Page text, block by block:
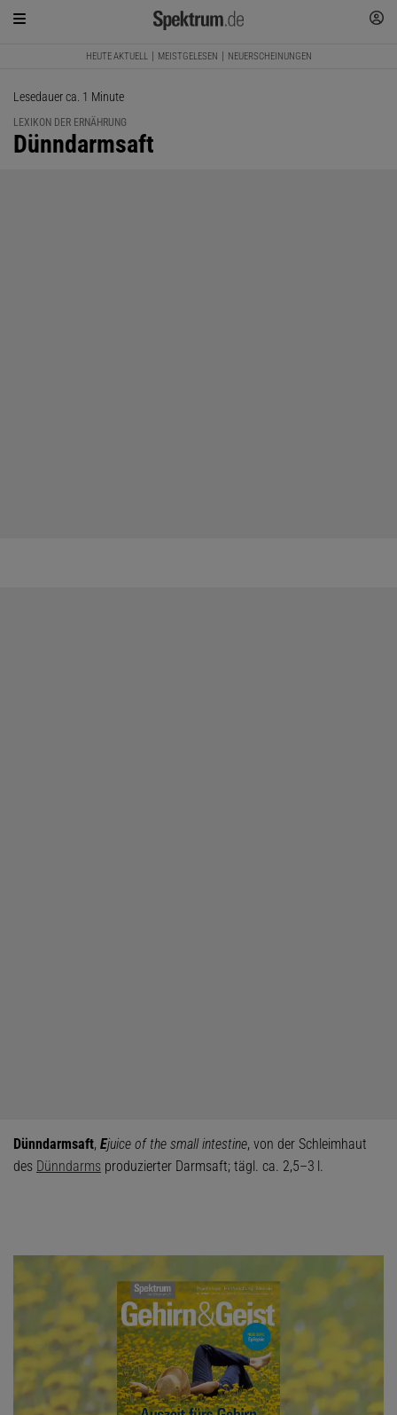
HEUTE AKTUELL MEISTGELESEN NEUERSCHEINUNGEN
Lesedauer ca. 1 Minute
LEXIKON DER ERNÄHRUNG
:
Dünndarmsaft
Dünndarmsaft, Ejuice of the small intestine, von der Schleimhaut
des Dünndarms produzierter Darmsaft; tägl. ca. 2,5–3 l.